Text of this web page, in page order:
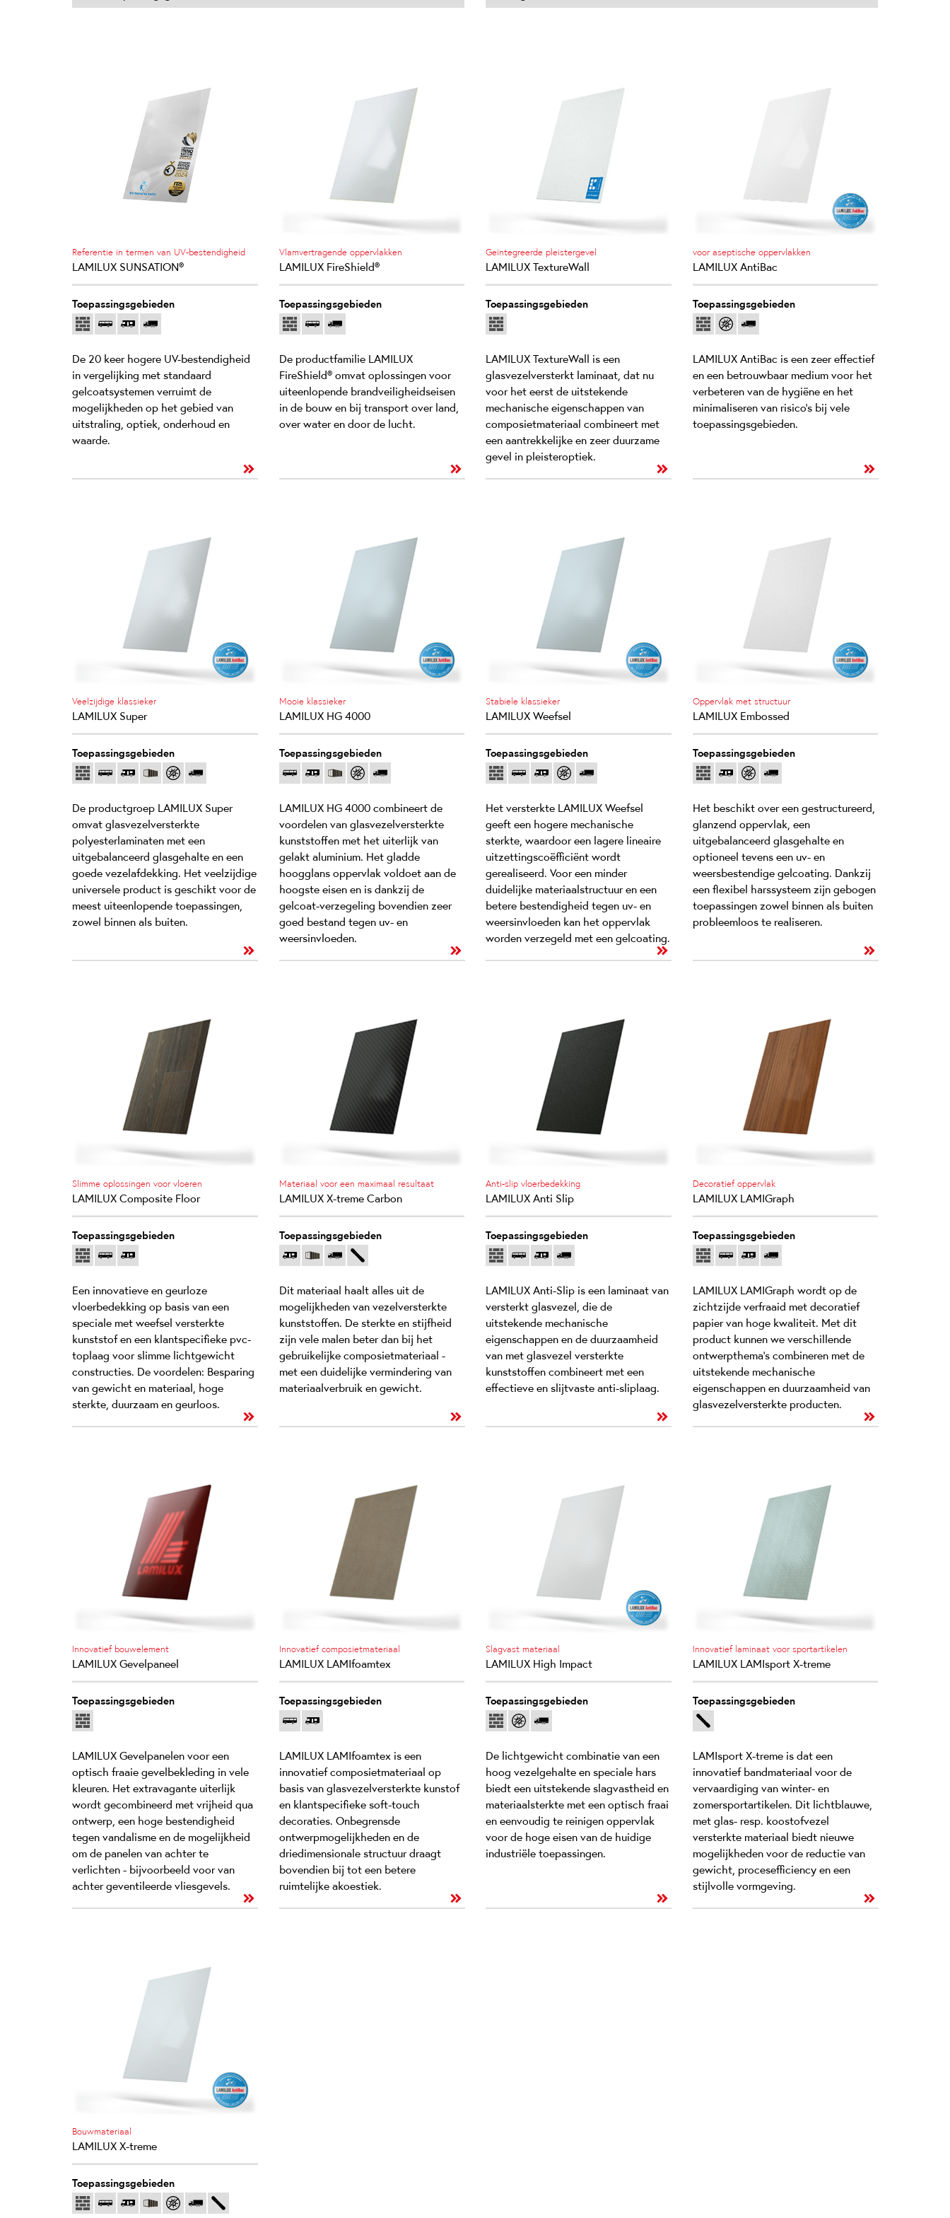
Referentie in termen van UV-bestendigheid
LAMILUX SUNSATION®
Toepassingsgebieden
De 20 keer hogere UV-bestendigheid
in vergelijking met standaard
gelcoatsystemen verruimt de
mogelijkheden op het gebied van
uitstraling, optiek, onderhoud en
waarde.
Vlamvertragende oppervlakken
LAMILUX FireShield®
Toepassingsgebieden
De productfamilie LAMILUX
FireShield® omvat oplossingen voor
uiteenlopende brandveiligheidseisen
in de bouw en bij transport over land,
over water en door de lucht.
Geïntegreerde pleistergevel
LAMILUX TextureWall
Toepassingsgebieden
LAMILUX TextureWall is een
glasvezelversterkt laminaat, dat nu
voor het eerst de uitstekende
mechanische eigenschappen van
composietmateriaal combineert met
een aantrekkelijke en zeer duurzame
gevel in pleisteroptiek.
voor aseptische oppervlakken
LAMILUX AntiBac
Toepassingsgebieden
LAMILUX AntiBac is een zeer effectief
en een betrouwbaar medium voor het
verbeteren van de hygiëne en het
minimaliseren van risico's bij vele
toepassingsgebieden.
Veelzijdige klassieker
LAMILUX Super
Toepassingsgebieden
De productgroep LAMILUX Super
omvat glasvezelversterkte
polyesterlaminaten met een
uitgebalanceerd glasgehalte en een
goede vezelafdekking. Het veelzijdige
universele product is geschikt voor de
meest uiteenlopende toepassingen,
zowel binnen als buiten.
Mooie klassieker
LAMILUX HG 4000
Toepassingsgebieden
LAMILUX HG 4000 combineert de
voordelen van glasvezelversterkte
kunststoffen met het uiterlijk van
gelakt aluminium. Het gladde
hoogglans oppervlak voldoet aan de
hoogste eisen en is dankzij de
gelcoat-verzegeling bovendien zeer
goed bestand tegen uv- en
weersinvloeden.
Stabiele klassieker
LAMILUX Weefsel
Toepassingsgebieden
Het versterkte LAMILUX Weefsel
geeft een hogere mechanische
sterkte, waardoor een lagere lineaire
uitzettingscoëfficiënt wordt
gerealiseerd. Voor een minder
duidelijke materiaalstructuur en een
betere bestendigheid tegen uv- en
weersinvloeden kan het oppervlak
worden verzegeld met een gelcoating.
Oppervlak met structuur
LAMILUX Embossed
Toepassingsgebieden
Het beschikt over een gestructureerd,
glanzend oppervlak, een
uitgebalanceerd glasgehalte en
optioneel tevens een uv- en
weersbestendige gelcoating. Dankzij
een flexibel harssysteem zijn gebogen
toepassingen zowel binnen als buiten
probleemloos te realiseren.
Slimme oplossingen voor vloeren
LAMILUX Composite Floor
Toepassingsgebieden
Een innovatieve en geurloze
vloerbedekking op basis van een
speciale met weefsel versterkte
kunststof en een klantspecifieke pvc-
toplaag voor slimme lichtgewicht
constructies. De voordelen: Besparing
van gewicht en materiaal, hoge
sterkte, duurzaam en geurloos.
Materiaal voor een maximaal resultaat
LAMILUX X-treme Carbon
Toepassingsgebieden
Dit materiaal haalt alles uit de
mogelijkheden van vezelversterkte
kunststoffen. De sterkte en stijfheid
zijn vele malen beter dan bij het
gebruikelijke composietmateriaal -
met een duidelijke vermindering van
materiaalverbruik en gewicht.
Anti-slip vloerbedekking
LAMILUX Anti Slip
Toepassingsgebieden
LAMILUX Anti-Slip is een laminaat van
versterkt glasvezel, die de
uitstekende mechanische
eigenschappen en de duurzaamheid
van met glasvezel versterkte
kunststoffen combineert met een
effectieve en slijtvaste anti-sliplaag.
Decoratief oppervlak
LAMILUX LAMIGraph
Toepassingsgebieden
LAMILUX LAMIGraph wordt op de
zichtzijde verfraaid met decoratief
papier van hoge kwaliteit. Met dit
product kunnen we verschillende
ontwerpthema’s combineren met de
uitstekende mechanische
eigenschappen en duurzaamheid van
glasvezelversterkte producten.
Innovatief bouwelement
LAMILUX Gevelpaneel
Toepassingsgebieden
LAMILUX Gevelpanelen voor een
optisch fraaie gevelbekleding in vele
kleuren. Het extravagante uiterlijk
wordt gecombineerd met vrijheid qua
ontwerp, een hoge bestendigheid
tegen vandalisme en de mogelijkheid
om de panelen van achter te
verlichten - bijvoorbeeld voor van
achter geventileerde vliesgevels.
Innovatief composietmateriaal
LAMILUX LAMIfoamtex
Toepassingsgebieden
LAMILUX LAMIfoamtex is een
innovatief composietmateriaal op
basis van glasvezelversterkte kunstof
en klantspecifieke soft-touch
decoraties. Onbegrensde
ontwerpmogelijkheden en de
driedimensionale structuur draagt
bovendien bij tot een betere
ruimtelijke akoestiek.
Slagvast materiaal
LAMILUX High Impact
Toepassingsgebieden
De lichtgewicht combinatie van een
hoog vezelgehalte en speciale hars
biedt een uitstekende slagvastheid en
materiaalsterkte met een optisch fraai
en eenvoudig te reinigen oppervlak
voor de hoge eisen van de huidige
industriële toepassingen.
Innovatief laminaat voor sportartikelen
LAMILUX LAMIsport X-treme
Toepassingsgebieden
LAMIsport X-treme is dat een
innovatief bandmateriaal voor de
vervaardiging van winter- en
zomersportartikelen. Dit lichtblauwe,
met glas- resp. koostofvezel
versterkte materiaal biedt nieuwe
mogelijkheden voor de reductie van
gewicht, procesefficiency en een
stijlvolle vormgeving.
Bouwmateriaal
LAMILUX X-treme
Toepassingsgebieden